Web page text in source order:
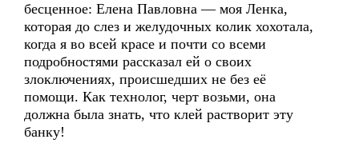
бесценное: Елена Павловна — моя Ленка,
которая до слез и желудочных колик хохотала,
когда я во всей красе и почти со всеми
подробностями рассказал ей о своих
злоключениях, происшедших не без её
помощи. Как технолог, черт возьми, она
должна была знать, что клей растворит эту
банку!